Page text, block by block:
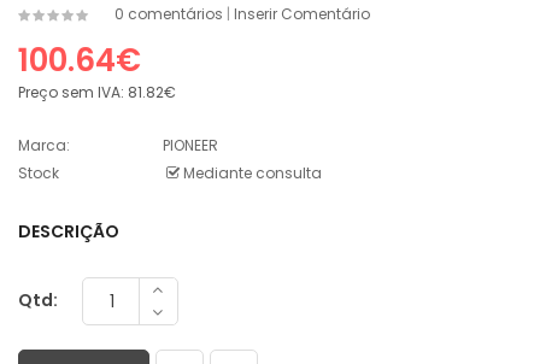
0 comentários | Inserir Comentário
100.64€
Preço sem IVA: 81.82€
Marca:
PIONEER
Stock
Mediante consulta
DESCRIÇÃO
Qtd: